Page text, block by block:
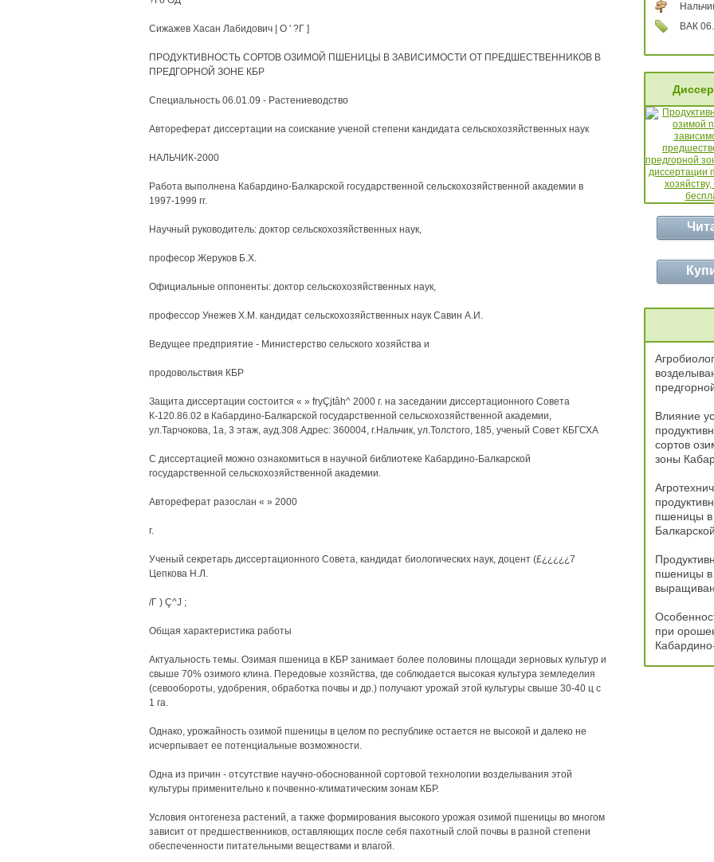
Сижажев Хасан Лабидович | О ' ?Г ]
ПРОДУКТИВНОСТЬ СОРТОВ ОЗИМОЙ ПШЕНИЦЫ В ЗАВИСИМОСТИ ОТ ПРЕДШЕСТВЕННИКОВ В
ПРЕДГОРНОЙ ЗОНЕ КБР
Специальность 06.01.09 - Растениеводство
Автореферат диссертации на соискание ученой степени кандидата сельскохозяйственных наук
НАЛЬЧИК-2000
Работа выполнена Кабардино-Балкарской государственной сельскохозяйственной академии в
1997-1999 гг.
Научный руководитель: доктор сельскохозяйственных наук,
професор Жеруков Б.Х.
Официальные оппоненты: доктор сельскохозяйственных наук,
профессор Унежев Х.М. кандидат сельскохозяйственных наук Савин А.И.
Ведущее предприятие - Министерство сельского хозяйства и
продовольствия КБР
Защита диссертации состоится « » fryÇjtâh^ 2000 г. на заседании диссертационного Совета
К-120.86.02 в Кабардино-Балкарской государственной сельскохозяйственной академии,
ул.Тарчокова, 1а, 3 этаж, ауд.308.Адрес: 360004, г.Нальчик, ул.Толстого, 185, ученый Совет КБГСХА
С диссертацией можно ознакомиться в научной библиотеке Кабардино-Балкарской
государственной сельскохозяйственной академии.
Автореферат разослан « » 2000
г.
Ученый секретарь диссертационного Совета, кандидат биологических наук, доцент (£¿¿¿¿¿7
Цепкова Н.Л.
/Г ) Ç^J ;
Общая характеристика работы
Актуальность темы. Озимая пшеница в КБР занимает более половины площади зерновых культур и
свыше 70% озимого клина. Передовые хозяйства, где соблюдается высокая культура земледелия
(севообороты, удобрения, обработка почвы и др.) получают урожай этой культуры свыше 30-40 ц с
1 га.
Однако, урожайность озимой пшеницы в целом по республике остается не высокой и далеко не
исчерпывает ее потенциальные возможности.
Одна из причин - отсутствие научно-обоснованной сортовой технологии возделывания этой
культуры применительно к почвенно-климатическим зонам КБР.
Условия онтогенеза растений, а также формирования высокого урожая озимой пшеницы во многом
зависит от предшественников, оставляющих после себя пахотный слой почвы в разной степени
обеспеченности питательными веществами и влагой.
ВАК
Влияние
сортов
зоны
пшеницы в
пшеницы в
при